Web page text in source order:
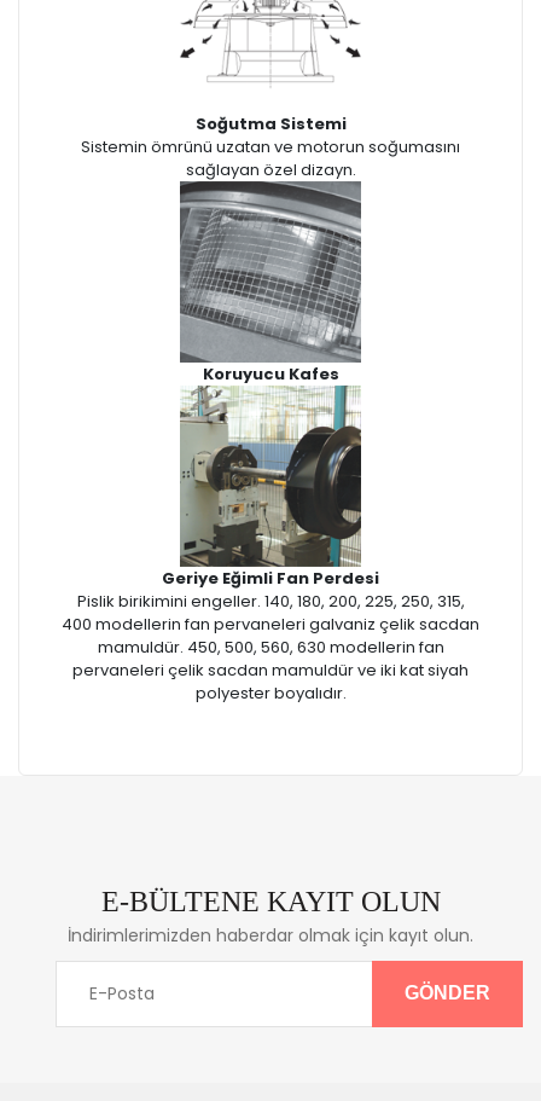
Soğutma Sistemi
Sistemin ömrünü uzatan ve motorun soğumasını
sağlayan özel dizayn.
Koruyucu Kafes
Geriye Eğimli Fan Perdesi
Pislik birikimini engeller. 140, 180, 200, 225, 250, 315,
400 modellerin fan pervaneleri galvaniz çelik sacdan
mamuldür. 450, 500, 560, 630 modellerin fan
pervaneleri çelik sacdan mamuldür ve iki kat siyah
polyester boyalıdır.
E-BÜLTENE KAYIT OLUN
İndirimlerimizden haberdar olmak için kayıt olun.